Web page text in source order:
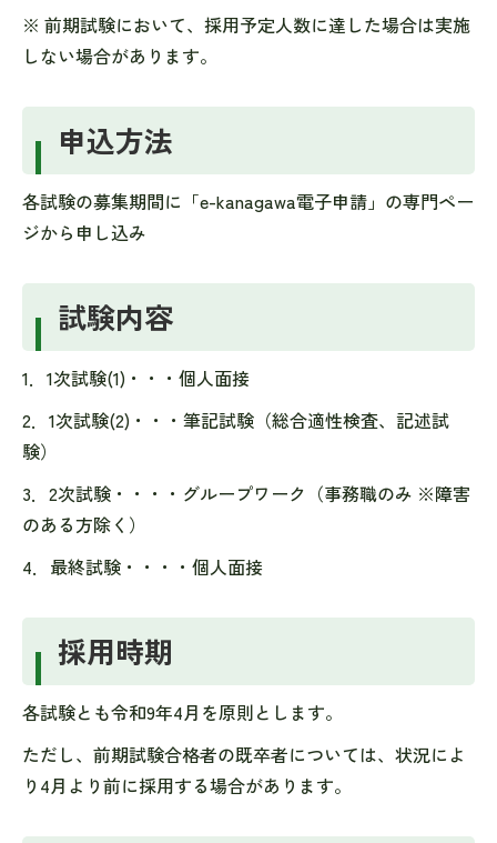
※ 前期試験において、採用予定人数に達した場合は実施
しない場合があります。
申込方法
各試験の募集期間に「e-kanagawa電子申請」の専門ペー
ジから申し込み
試験内容
1．1次試験(1)・・・個人面接
2．1次試験(2)・・・筆記試験（総合適性検査、記述試
験）
3．2次試験・・・・グループワーク（事務職のみ ※障害
のある方除く）
4．最終試験・・・・個人面接
採用時期
各試験とも令和9年4月を原則とします。
ただし、前期試験合格者の既卒者については、状況によ
り4月より前に採用する場合があります。